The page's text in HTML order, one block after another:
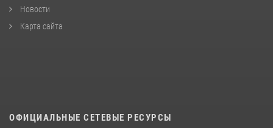
Новости
Карта сайта
ОФИЦИАЛЬНЫЕ СЕТЕВЫЕ РЕСУРСЫ